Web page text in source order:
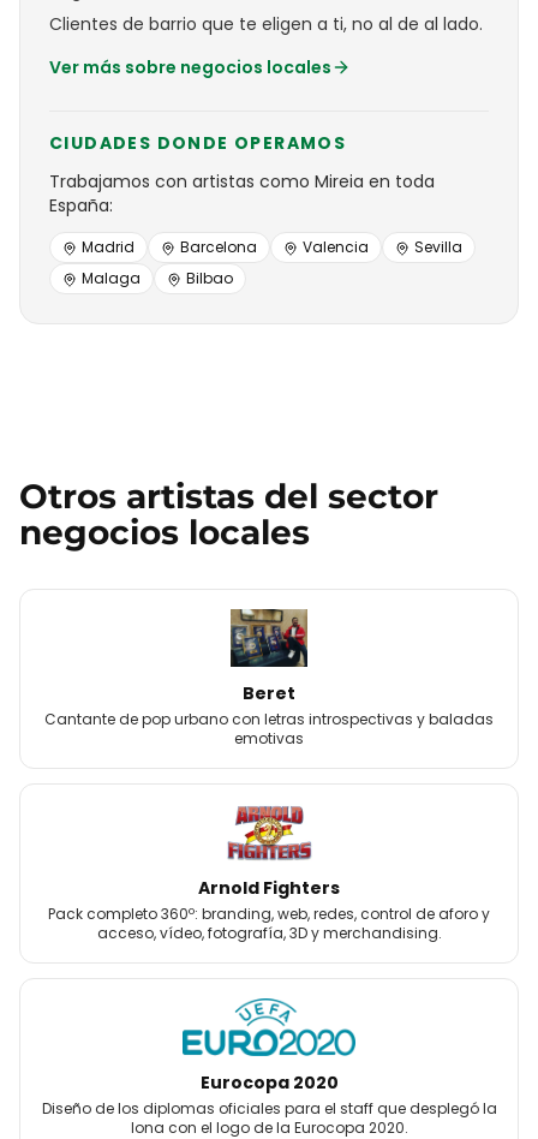
Clientes de barrio que te eligen a ti, no al de al lado.
Ver más sobre negocios locales
CIUDADES DONDE OPERAMOS
Trabajamos con artistas como Mireia en toda
España:
Madrid Barcelona Valencia
Sevilla
Malaga
Bilbao
Otros artistas del sector
negocios locales
Beret
Cantante de pop urbano con letras introspectivas y baladas
emotivas
Arnold Fighters
Pack completo 360º: branding, web, redes, control de aforo y
acceso, vídeo, fotografía, 3D y merchandising.
Eurocopa 2020
Diseño de los diplomas oficiales para el staff que desplegó la
lona con el logo de la Eurocopa 2020.